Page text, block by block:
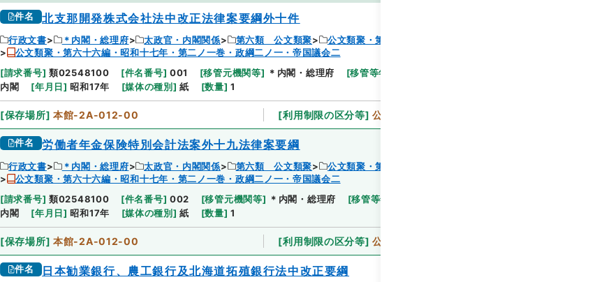
件名 北支那開発株式会社法中改正法律案要綱外十件
行政文書 ＊内閣・総理府 太政官・内閣関係 第六類 公文類聚
公文類聚・第６６編・昭和１７年
公文類聚・第六十六編・昭和十七年・第二ノ一巻・政綱二ノ一・帝国議会二
[請求番号] 類02548100 [件名番号] 001 [移管元機関等] ＊内閣・総理府 [移管等年度
内閣
[年月日] 昭和17年 [媒体の種別 ] 紙 [数量] 1
[保存場所] 本館-2A-012-00 [利用制限の区分等] 公開
件名 労働者年金保険特別会計法案外十九法律案要綱
行政文書 ＊内閣・総理府 太政官・内閣関係 第六類 公文類聚
公文類聚・第６６編・昭和１７年
公文類聚・第六十六編・昭和十七年・第二ノ一巻・政綱二ノ一・帝国議会二
[請求番号] 類02548100 [件名番号] 002 [移管元機関等] ＊内閣・総理府 [移管等年度
内閣
[年月日] 昭和17年 [媒体の種別 ] 紙 [数量] 1
[保存場所] 本館-2A-012-00 [利用制限の区分等] 公開
件名 日本勧業銀行、農工銀行及北海道拓殖銀行法中改正要綱